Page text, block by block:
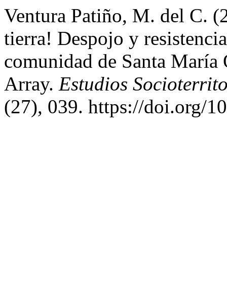
Ventura Patiño, M. del C.
tierra! Despojo y
comunidad de Santa
Array. Estudios
(27), 039. https://doi.org/